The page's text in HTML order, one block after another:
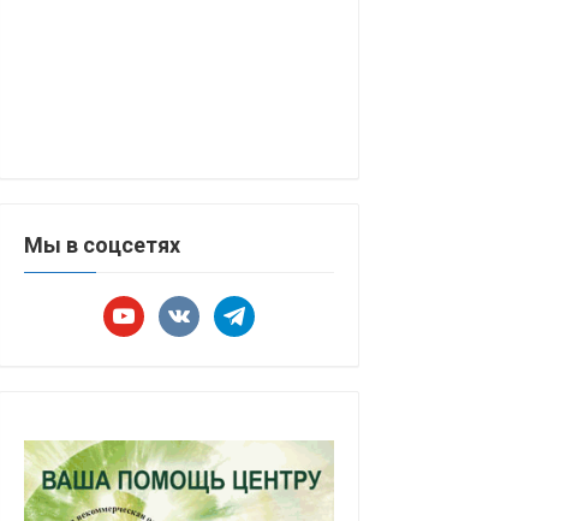
Мы в соцсетях
youtubevkontaktetelegram